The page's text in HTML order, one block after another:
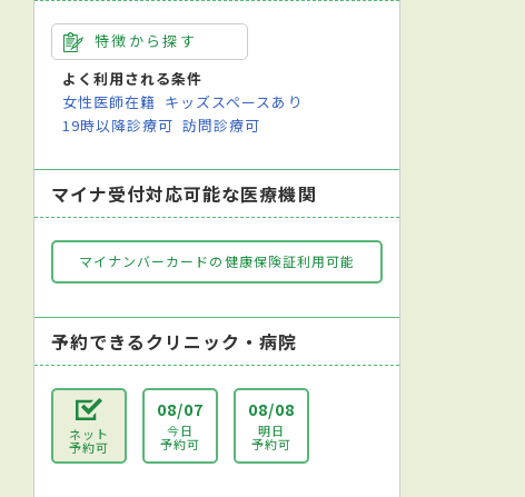
特徴から探す
よく利用される条件
女性医師在籍 キッズスペースあり
19時以降診療可 訪問診療可
マイナ受付対応可能な医療機関
マイナンバーカードの健康保険証利用可能
予約できるクリニック・病院
ネット
予約可
08/07
今日
予約可
08/08
明日
予約可